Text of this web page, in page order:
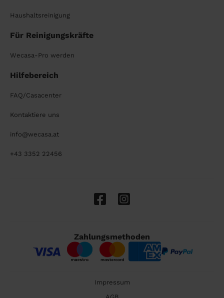
Haushaltsreinigung
Für Reinigungskräfte
Wecasa-Pro werden
Hilfebereich
FAQ/Casacenter
Kontaktiere uns
info@wecasa.at
+43 3352 22456
Zahlungsmethoden
Impressum